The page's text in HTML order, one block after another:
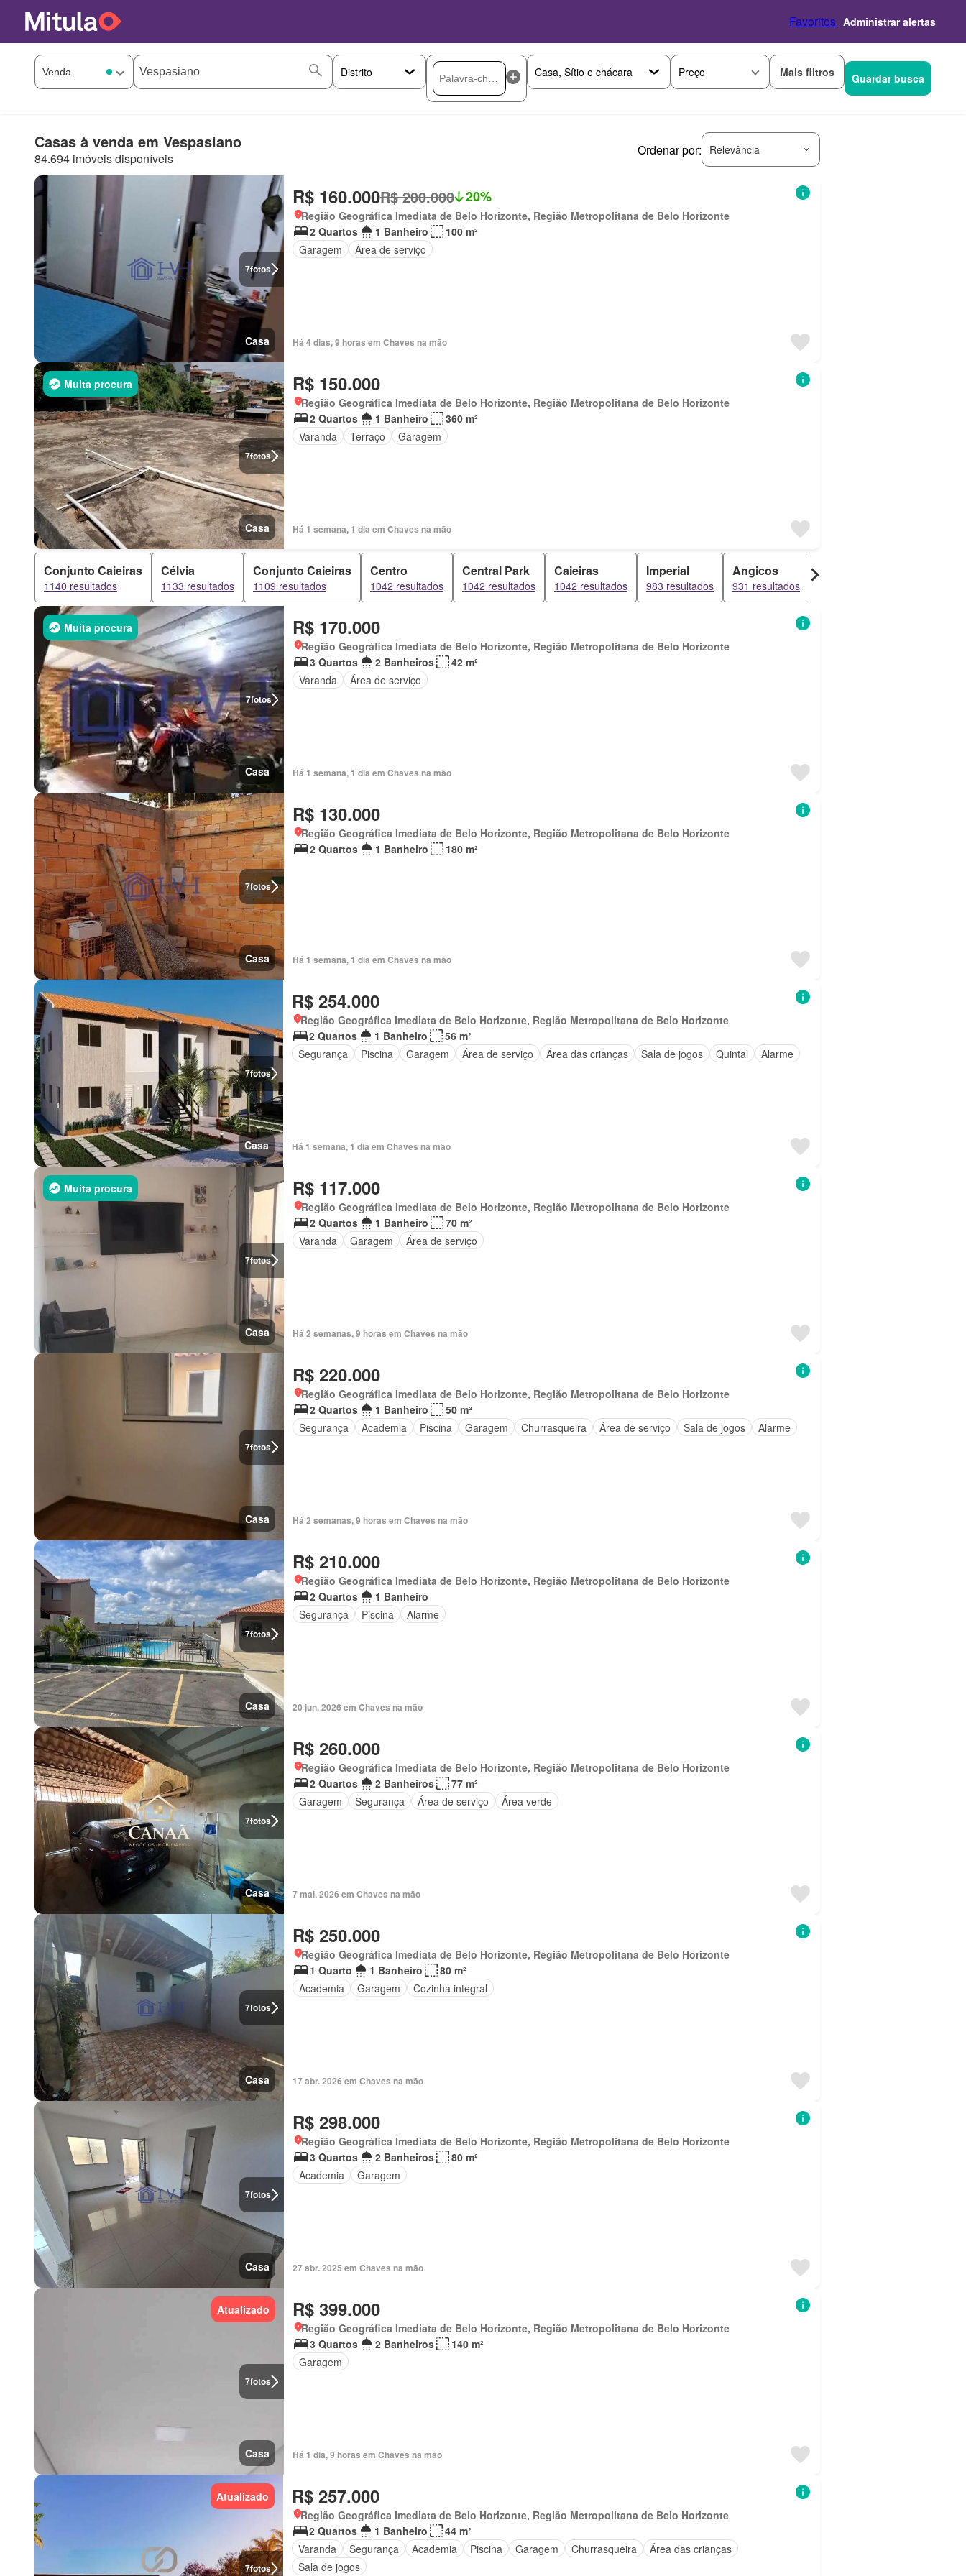
Favoritos Administrar alertas
Preço Mais filtros Guardar busca
Casas à venda em Vespasiano
84.694 imóveis disponíveis
Ordenar por: Relevância
7fotos
Casa
R$ 160.000R$ 200.000 20%
Região Geográfica Imediata de Belo Horizonte, Região Metropolitana de Belo Horizonte
2 Quartos
1 Banheiro
100 m²
Garagem
Área de serviço
Há 4 dias, 9 horas em Chaves na mão
7fotos
Muita procura
Casa
R$ 150.000
Região Geográfica Imediata de Belo Horizonte, Região Metropolitana de Belo Horizonte
2 Quartos
1 Banheiro
360 m²
Varanda
Terraço Garagem
Há 1 semana, 1 dia em Chaves na mão
Conjunto Caieiras
1140 resultados
Célvia
1133 resultados
Conjunto Caieiras
1109 resultados
Centro
1042 resultados
Central Park
1042 resultados
Caieiras
1042 resultados
Imperial
983 resultados
Angicos
931 resultados
Liberdade
7fotos
Muita procura
Casa
R$ 170.000
Região Geográfica Imediata de Belo Horizonte, Região Metropolitana de Belo Horizonte
3 Quartos
2 Banheiros
42 m²
Varanda
Área de serviço
Há 1 semana, 1 dia em Chaves na mão
7fotos
Casa
R$ 130.000
Região Geográfica Imediata de Belo Horizonte, Região Metropolitana de Belo Horizonte
2 Quartos
1 Banheiro 180 m²
Há 1 semana, 1 dia em Chaves na mão
7fotos
Casa
R$ 254.000
Região Geográfica Imediata de Belo Horizonte, Região Metropolitana de Belo Horizonte
2 Quartos
1 Banheiro
56 m²
Segurança
Piscina Garagem Área de serviço Área das crianças Sala de jogos Quintal Alarme
Há 1 semana, 1 dia em Chaves na mão
7fotos
Muita procura
Casa
R$ 117.000
Região Geográfica Imediata de Belo Horizonte, Região Metropolitana de Belo Horizonte
2 Quartos
1 Banheiro
70 m²
Varanda
Garagem Área de serviço
Há 2 semanas, 9 horas em Chaves na mão
7fotos
Casa
R$ 220.000
Região Geográfica Imediata de Belo Horizonte, Região Metropolitana de Belo Horizonte
2 Quartos
1 Banheiro
50 m²
Segurança
Academia Piscina Garagem Churrasqueira Área de serviço Sala de jogos Alarme
Há 2 semanas, 9 horas em Chaves na mão
7fotos
Casa
R$ 210.000
Região Geográfica Imediata de Belo Horizonte, Região Metropolitana de Belo Horizonte
2 Quartos
1 Banheiro
Segurança
Piscina Alarme
20 jun. 2026 em Chaves na mão
7fotos
Casa
R$ 260.000
Região Geográfica Imediata de Belo Horizonte, Região Metropolitana de Belo Horizonte
2 Quartos
2 Banheiros
77 m²
Garagem
Segurança Área de serviço Área verde
7 mai. 2026 em Chaves na mão
7fotos
Casa
R$ 250.000
Região Geográfica Imediata de Belo Horizonte, Região Metropolitana de Belo Horizonte
1 Quarto
1 Banheiro
80 m²
Academia
Garagem Cozinha integral
17 abr. 2026 em Chaves na mão
7fotos
Casa
R$ 298.000
Região Geográfica Imediata de Belo Horizonte, Região Metropolitana de Belo Horizonte
3 Quartos
2 Banheiros
80 m²
Academia
Garagem
27 abr. 2025 em Chaves na mão
7fotos
Atualizado
Casa
R$ 399.000
Região Geográfica Imediata de Belo Horizonte, Região Metropolitana de Belo Horizonte
3 Quartos
2 Banheiros
140 m²
Garagem
Há 1 dia, 9 horas em Chaves na mão
7fotos
Atualizado R$ 257.000
Região Geográfica Imediata de Belo Horizonte, Região Metropolitana de Belo Horizonte
2 Quartos
1 Banheiro
44 m²
Varanda
Segurança Academia Piscina Garagem Churrasqueira
Área das crianças
Sala de jogos